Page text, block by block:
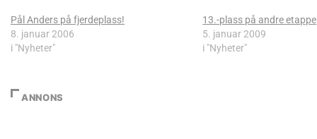
Pål Anders på fjerdeplass!
8. januar 2006
i "Nyheter"
13.-plass på andre etappe
5. januar 2009
i "Nyheter"
ANNONS